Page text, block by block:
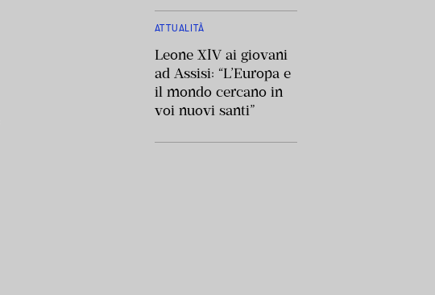
ATTUALITÀ
Leone XIV ai giovani
ad Assisi: “L’Europa e
il mondo cercano in
voi nuovi santi”